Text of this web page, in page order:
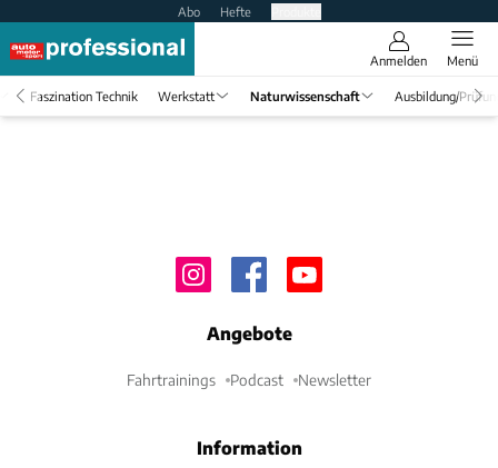
Abo Hefte
Anmelden Menü
Faszination Technik Werkstatt Naturwissenschaft Ausbildung/
Angebote
Fahrtrainings Podcast Newsletter
Information